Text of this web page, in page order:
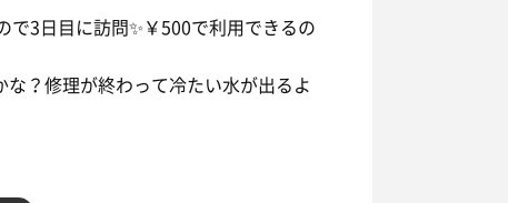
ので、先に食べて正解でした✨
に買えば通常10枚綴り(だっけ？)にな
入しました❣️
字で15.6℃ってなってたけど体感22℃く
ww
ドデッキで横たわる感じ。
ないけどね✨
リピはないかな😅という感じでした。
3日目に訪問✨￥500で利用できるの
？修理が終わって冷たい水が出るよ